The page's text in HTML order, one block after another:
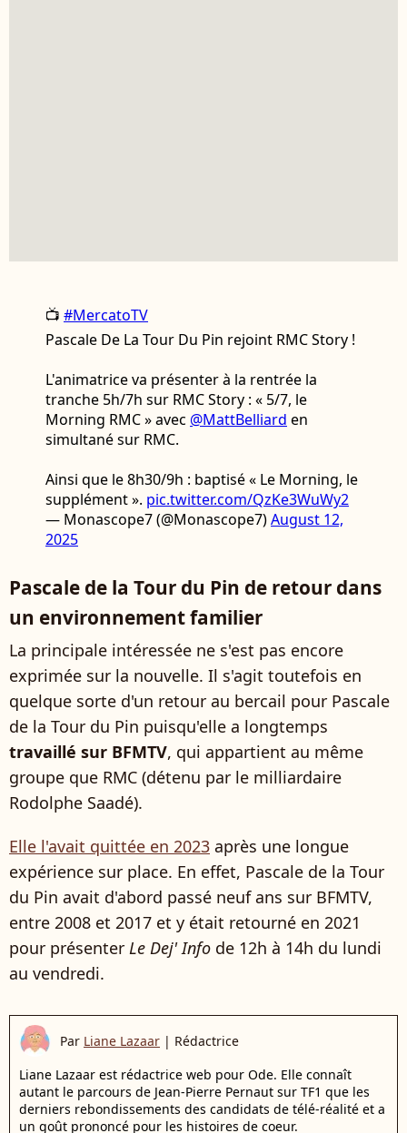
📺 #MercatoTV
Pascale De La Tour Du Pin rejoint RMC Story !
L'animatrice va présenter à la rentrée la
tranche 5h/7h sur RMC Story : « 5/7, le
Morning RMC » avec @MattBelliard en
simultané sur RMC.
Ainsi que le 8h30/9h : baptisé « Le Morning, le
supplément ». pic.twitter.com/QzKe3WuWy2
— Monascope7 (@Monascope7)August 12,
2025
Pascale de la Tour du Pin de retour dans
un environnement familier
La principale intéressée ne s'est pas encore
exprimée sur la nouvelle. Il s'agit toutefois en
quelque sorte d'un retour au bercail pour Pascale
de la Tour du Pin puisqu'elle a longtemps
travaillé sur BFMTV, qui appartient au même
groupe que RMC (détenu par le milliardaire
Rodolphe Saadé).
Elle l'avait quittée en 2023 après une longue
expérience sur place. En effet, Pascale de la Tour
du Pin avait d'abord passé neuf ans sur BFMTV,
entre 2008 et 2017 et y était retourné en 2021
pour présenter Le Dej' Info de 12h à 14h du lundi
au vendredi.
Par Liane Lazaar | Rédactrice
Liane Lazaar est rédactrice web pour Ode. Elle connaît
autant le parcours de Jean-Pierre Pernaut sur TF1 que les
derniers rebondissements des candidats de télé-réalité et a
un goût prononcé pour les histoires de coeur.